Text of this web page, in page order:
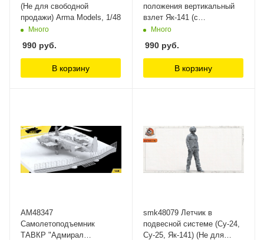
(Не для свободной
продажи) Arma Models, 1/48
Много
990 руб.
В корзину
положения вертикальный
взлет Як-141 (с
регулеровкой высоты) (Не
Arma Models
Много
990 руб.
В корзину
AM48347
Самолетоподъемник
ТАВКР "Адмирал
smk48079 Летчик в
подвесной системе (Су-24,
Су-25, Як-141) (Не для